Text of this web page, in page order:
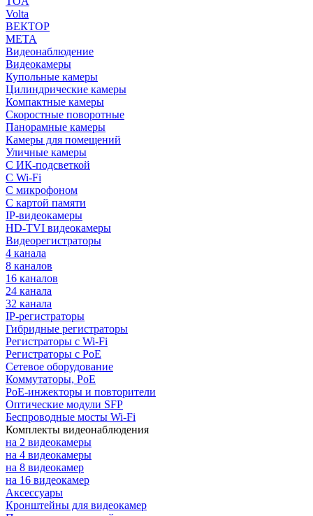
Volta
ВЕКТОР
МЕТА
Видеонаблюдение
Видеокамеры
Купольные камеры
Цилиндрические камеры
Компактные камеры
Скоростные поворотные
Панорамные камеры
Камеры для помещений
Уличные камеры
С ИК-подсветкой
С Wi-Fi
С микрофоном
С картой памяти
IP-видеокамеры
HD-TVI видеокамеры
Видеорегистраторы
4 канала
8 каналов
16 каналов
24 канала
32 канала
IP-регистраторы
Гибридные регистраторы
Регистраторы с Wi-Fi
Регистраторы с PoE
Сетевое оборудование
Коммутаторы, PoE
PoE-инжекторы и повторители
Оптические модули SFP
Беспроводные мосты Wi-Fi
Комплекты видеонаблюдения
на 2 видеокамеры
на 4 видеокамеры
на 8 видеокамер
на 16 видеокамер
Аксессуары
Кронштейны для видеокамер